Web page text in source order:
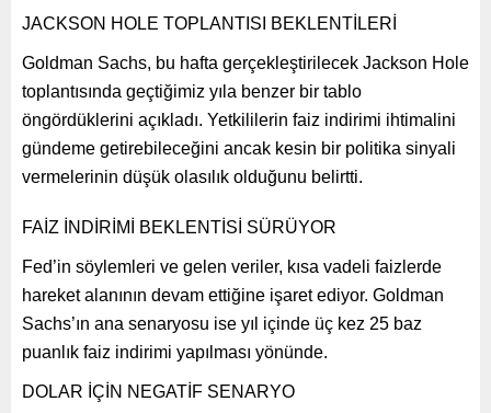
JACKSON HOLE TOPLANTISI BEKLENTİLERİ
Goldman Sachs, bu hafta gerçekleştirilecek Jackson Hole
toplantısında geçtiğimiz yıla benzer bir tablo
öngördüklerini açıkladı. Yetkililerin faiz indirimi ihtimalini
gündeme getirebileceğini ancak kesin bir politika sinyali
vermelerinin düşük olasılık olduğunu belirtti.
FAİZ İNDİRİMİ BEKLENTİSİ SÜRÜYOR
Fed’in söylemleri ve gelen veriler, kısa vadeli faizlerde
hareket alanının devam ettiğine işaret ediyor. Goldman
Sachs’ın ana senaryosu ise yıl içinde üç kez 25 baz
puanlık faiz indirimi yapılması yönünde.
DOLAR İÇİN NEGATİF SENARYO